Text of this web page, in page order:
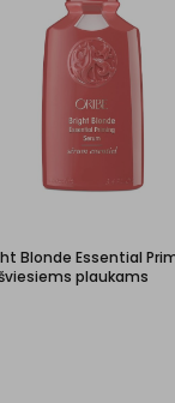
Blonde Essential
plaukams